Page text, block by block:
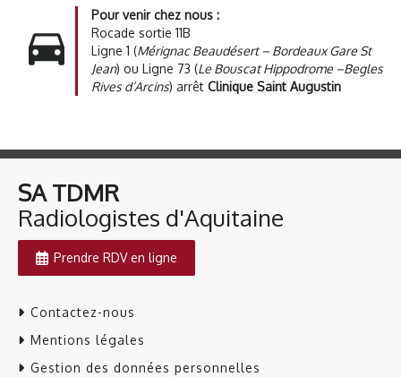
Pour venir chez nous :
Rocade sortie 11B
Ligne 1 (Mérignac Beaudésert – Bordeaux Gare St
Jean) ou Ligne 73 (Le Bouscat Hippodrome –Begles
Rives d’Arcins) arrêt Clinique Saint Augustin
SA TDMR
​​​​​​​Radiologistes d'Aquitaine
Prendre RDV en ligne
Contactez-nous
Mentions légales
Gestion des données personnelles